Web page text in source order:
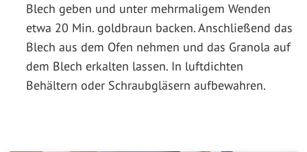
Blech geben und unter mehrmaligem Wenden
etwa 20 Min. goldbraun backen. Anschließend das
Blech aus dem Ofen nehmen und das Granola auf
dem Blech erkalten lassen. In luftdichten
Behältern oder Schraubgläsern aufbewahren.